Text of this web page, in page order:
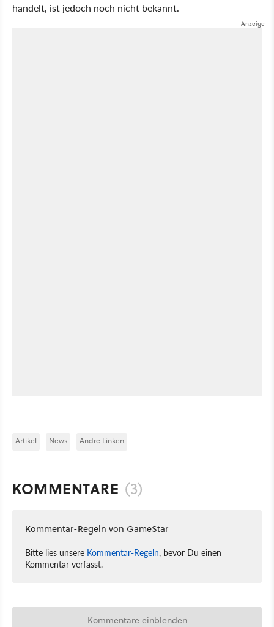
handelt, ist jedoch noch nicht bekannt.
Artikel News Andre Linken
KOMMENTARE (3)
Kommentar-Regeln von GameStar
Bitte lies unsere Kommentar-Regeln, bevor Du einen
Kommentar verfasst.
Kommentare einblenden